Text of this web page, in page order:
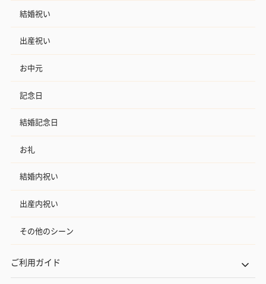
結婚祝い
出産祝い
お中元
記念日
結婚記念日
お礼
結婚内祝い
出産内祝い
その他のシーン
ご利用ガイド